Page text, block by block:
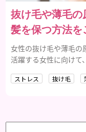
抜け毛や薄毛
髪を保つ方法を
女性の抜け毛や薄毛の
活躍する女性に向けて
ストレス 抜け毛
検索